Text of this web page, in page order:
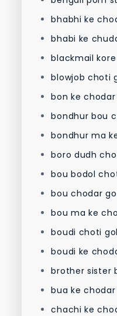
bhabhi ke
bhabi ke
blackmail
blowjob choti
bon ke
bondhur bou
bondhur ma
boro dudh
bou bodol
bou chodar
bou ma ke
boudi choti
boudi ke
brother sister
bua ke
chachi ke